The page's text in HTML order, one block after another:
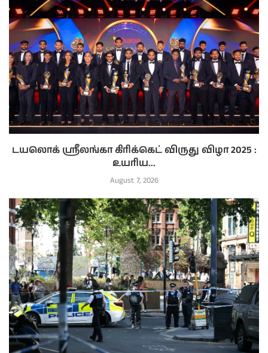
டயலொக் ஸ்ரீலங்கா கிரிக்கெட் விருது விழா 2025 :
உயரிய...
August 7, 2026